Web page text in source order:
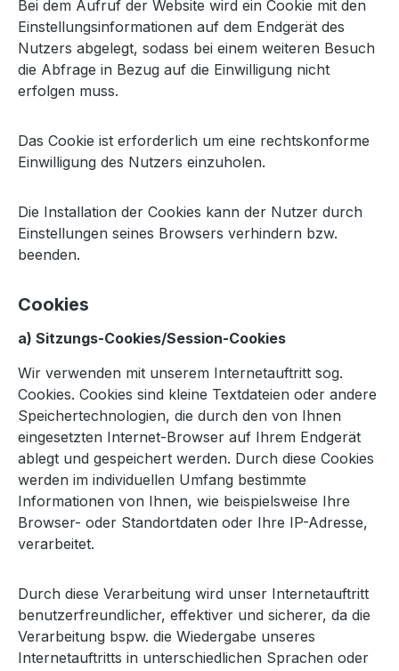
Bei dem Aufruf der Website wird ein Cookie mit den
Einstellungsinformationen auf dem Endgerät des
Nutzers abgelegt, sodass bei einem weiteren Besuch
die Abfrage in Bezug auf die Einwilligung nicht
erfolgen muss.
Das Cookie ist erforderlich um eine rechtskonforme
Einwilligung des Nutzers einzuholen.
Die Installation der Cookies kann der Nutzer durch
Einstellungen seines Browsers verhindern bzw.
beenden.
Cookies
a) Sitzungs-Cookies/Session-Cookies
Wir verwenden mit unserem Internetauftritt sog.
Cookies. Cookies sind kleine Textdateien oder andere
Speichertechnologien, die durch den von Ihnen
eingesetzten Internet-Browser auf Ihrem Endgerät
ablegt und gespeichert werden. Durch diese Cookies
werden im individuellen Umfang bestimmte
Informationen von Ihnen, wie beispielsweise Ihre
Browser- oder Standortdaten oder Ihre IP-Adresse,
verarbeitet.
Durch diese Verarbeitung wird unser Internetauftritt
benutzerfreundlicher, effektiver und sicherer, da die
Verarbeitung bspw. die Wiedergabe unseres
Internetauftritts in unterschiedlichen Sprachen oder